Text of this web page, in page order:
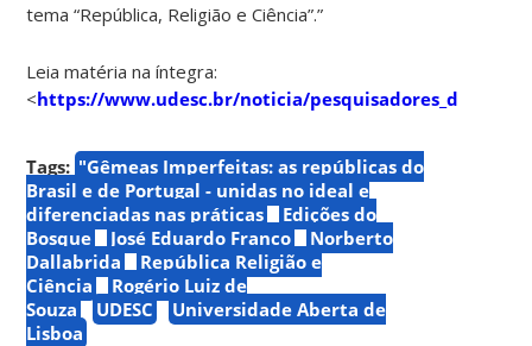
tema “República, Religião e Ciência”.”
Leia matéria na íntegra:
<https://www.udesc.br/noticia/
Tags: "Gêmeas Imperfeitas: as repúblicas do
Brasil e de Portugal - unidas no ideal e
diferenciadas nas práticas
Edições do
Bosque
José Eduardo Franco
Norberto
Dallabrida
República Religião e
Ciência
Rogério Luiz de
Souza
UDESC
Universidade Aberta de
Lisboa